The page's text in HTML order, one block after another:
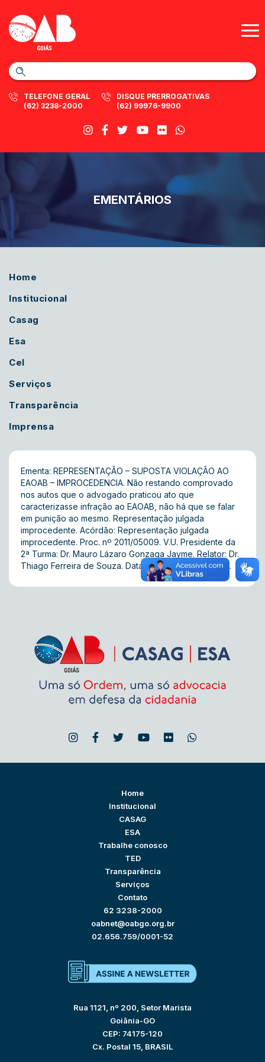
TELEFONE GERAL
(62) 3238-2000
DISQUE PRERROGATIVAS
(62) 99976-9900
EMENTÁRIOS
Home
Institucional
Casag
Esa
Cel
Serviços
Transparência
Imprensa
Ementa: REPRESENTAÇÃO – SUPOSTA VIOLAÇÃO AO
EAOAB – IMPROCEDENCIA. Não restando comprovado
nos autos que o advogado praticou ato que
caracterizasse infração ao EAOAB, não há que se falar
em punição ao mesmo. Representação julgada
improcedente. Acórdão: Representação julgada
improcedente. Proc. nº 2011/05009. V.U. Presidente da
2ª Turma: Dr. Mauro Lázaro Gonzaga Jayme. Relator: Dr.
Thiago Ferreira de Souza. Data da sessão: 20/11/2013.
Home
Institucional
CASAG
ESA
Trabalhe conosco
TED
Transparência
Serviços
Contato
62 3238-2000
oabnet@oabgo.org.br
02.656.759/0001-52
Rua 1121, nº 200, Setor Marista
Goiânia-GO
CEP: 74175-120
Cx. Postal 15, BRASIL